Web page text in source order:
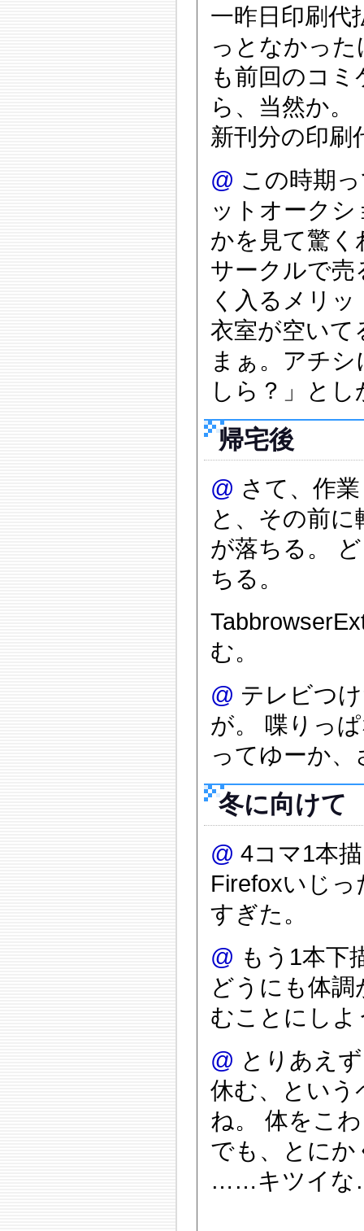
一昨日印刷代
っとなかっ
も前回のコ
ら、当然か。
新刊分の印刷
@ この時期
ットオーク
かを見て驚く
サークルで売
く入るメリ
衣室が空いて
まぁ。アチ
しら？」と
帰宅後
@ さて、作
と、その前
が落ちる。
ちる。
む。
@ テレビつ
が。 喋りっ
ってゆーか
冬に向けて
@ 4コマ1本
Firefoxいじ
すぎた。
@ もう1本下
どうにも体
むことにしよ
@ とりあえ
休む、という
ね。 体をこ
でも、とにか
……キツイ